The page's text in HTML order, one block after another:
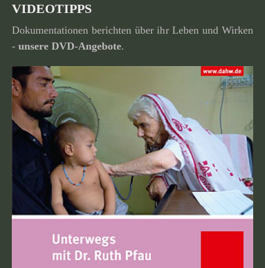
VIDEOTIPPS
Dokumentationen berichten über ihr Leben und Wirken
- unsere DVD-Angebote.